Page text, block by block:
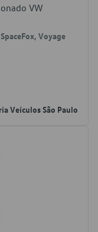
VW
Voyage
Veículos São Paulo